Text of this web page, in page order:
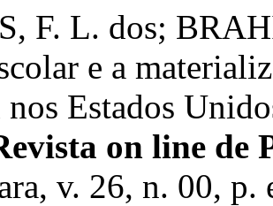
F. L. dos;
e a
nos Estados
on line de
v. 26, n. 00,